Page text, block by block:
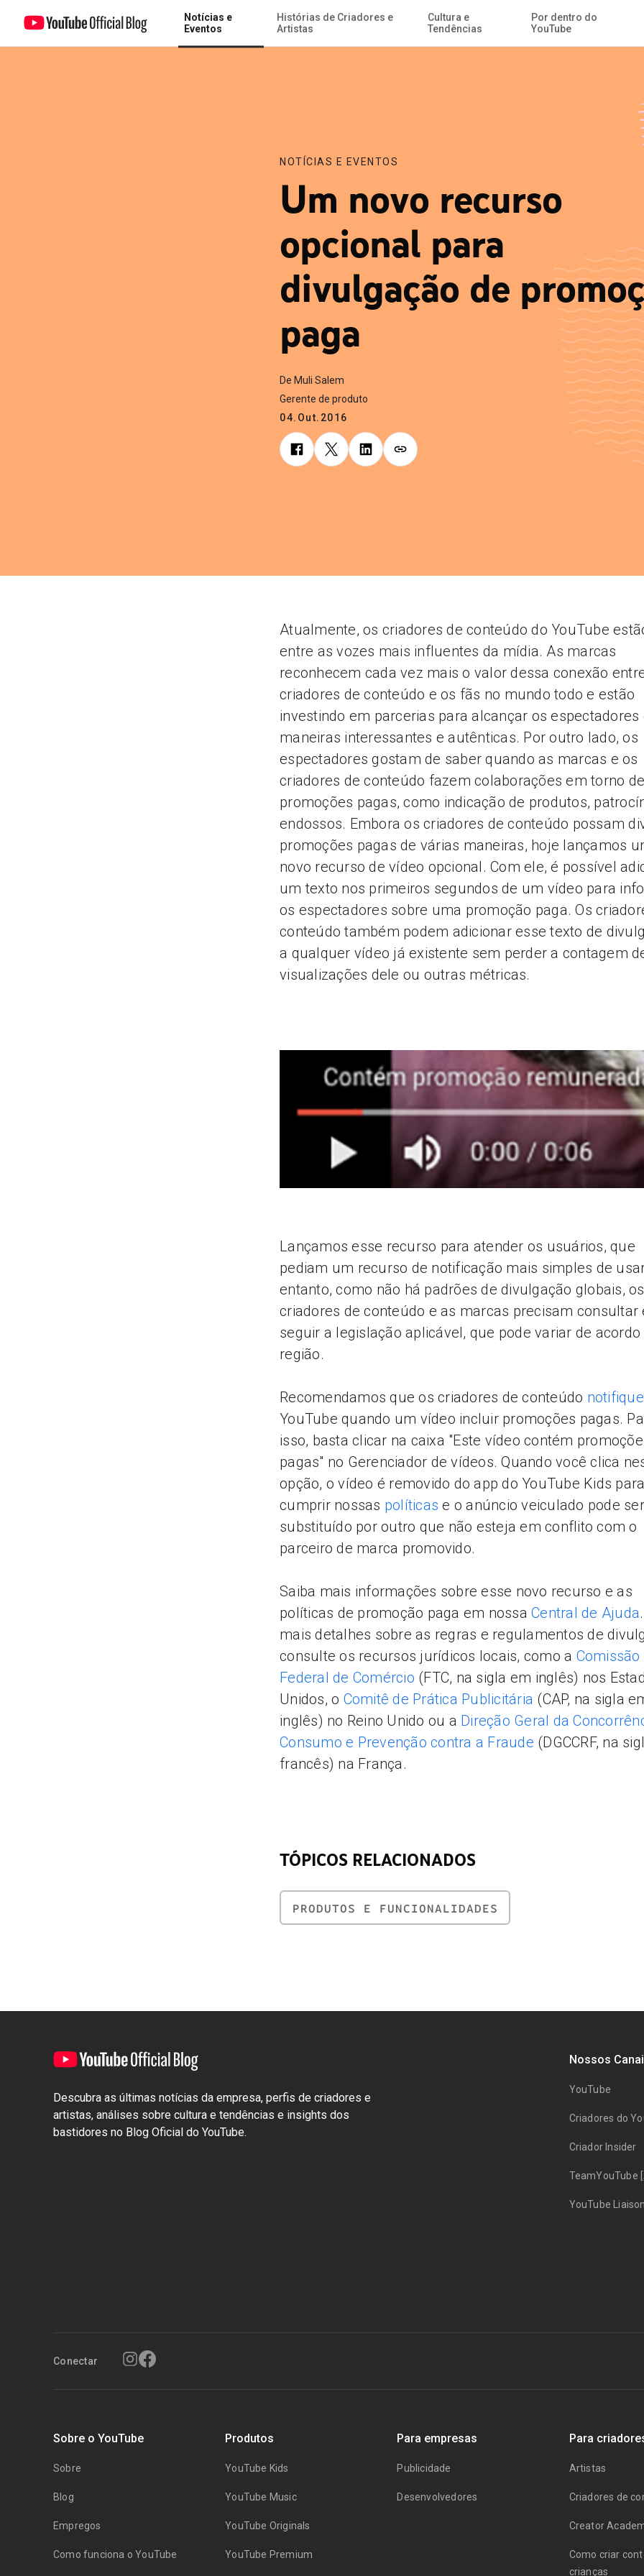
Ir para o Conteúdo Principal
Notícias e
Eventos
Histórias de Criadores e
Artistas
Cultura e
Tendências
Por dentro do
YouTube
Um novo recurso opcional para divulgação de promoção paga
NOTÍCIAS E EVENTOS
Um novo recurso
opcional para
divulgação de
paga
De Muli Salem
Gerente de produto
04.Out.2016
Atualmente, os criadores de conteúdo do YouTube
entre as vozes mais influentes da mídia. As marcas
reconhecem cada vez mais o valor dessa conexão
criadores de conteúdo e os fãs no mundo todo e estão
investindo em parcerias para alcançar os espectadores
maneiras interessantes e autênticas. Por outro lado, os
espectadores gostam de saber quando as marcas e os
criadores de conteúdo fazem colaborações em torno de
promoções pagas, como indicação de produtos,
endossos. Embora os criadores de conteúdo possam
promoções pagas de várias maneiras, hoje lançamos
novo recurso de vídeo opcional. Com ele, é possível
um texto nos primeiros segundos de um vídeo para
os espectadores sobre uma promoção paga. Os
conteúdo também podem adicionar esse texto de
a qualquer vídeo já existente sem perder a contagem
visualizações dele ou outras métricas.
Lançamos esse recurso para atender os usuários, que
pediam um recurso de notificação mais simples de
entanto, como não há padrões de divulgação globais, os
criadores de conteúdo e as marcas precisam consultar
seguir a legislação aplicável, que pode variar de
região.
Recomendamos que os criadores de conteúdo
YouTube quando um vídeo incluir promoções pagas.
isso, basta clicar na caixa "Este vídeo contém
pagas" no Gerenciador de vídeos. Quando você clica
opção, o vídeo é removido do app do YouTube Kids
cumprir nossas políticase o anúncio veiculado pode ser
substituído por outro que não esteja em conflito com o
parceiro de marca promovido.
Saiba mais informações sobre esse novo recurso e as
políticas de promoção paga em nossa Central de Ajuda
mais detalhes sobre as regras e regulamentos de
consulte os recursos jurídicos locais, como a Comissão
Federal de Comércio (FTC, na sigla em inglês) nos
Unidos, o Comitê de Prática Publicitária (CAP, na sigla
inglês) no Reino Unido ou a Direção Geral da
Consumo e Prevenção contra a Fraude (DGCCRF, na
francês) na França.
TÓPICOS RELACIONADOS
PRODUTOS E FUNCIONALIDADES
Descubra as últimas notícias da empresa, perfis de criadores e
artistas, análises sobre cultura e tendências e insights dos
bastidores no Blog Oficial do YouTube.
Nossos
YouTube
Criadores do
Criador Insider
TeamYouTube
YouTube
Conectar
Sobre o YouTube
Sobre
Blog
Empregos
Como funciona o YouTube
Produtos
YouTube Kids
YouTube Music
YouTube Originals
YouTube Premium
Para empresas
Publicidade
Desenvolvedores
Para
Artistas
Criadores de
Creator
Como criar
crianças